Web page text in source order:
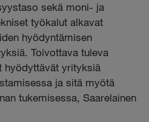
sekä moni- ja
työkalut alkavat
hyödyntämisen
Toivottava tuleva
hyödyttävät yrityksiä
ja sitä myötä
tukemisessa, Saarelainen